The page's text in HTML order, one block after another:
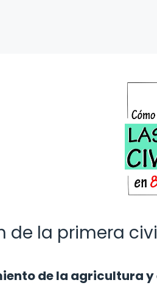
de la primera
de la agricultura